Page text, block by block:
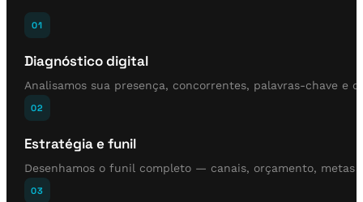
01
Diagnóstico digital
Analisamos sua presença, concorrentes, palavras-chave e
02
Estratégia e funil
Desenhamos o funil completo — canais, orçamento, metas
03